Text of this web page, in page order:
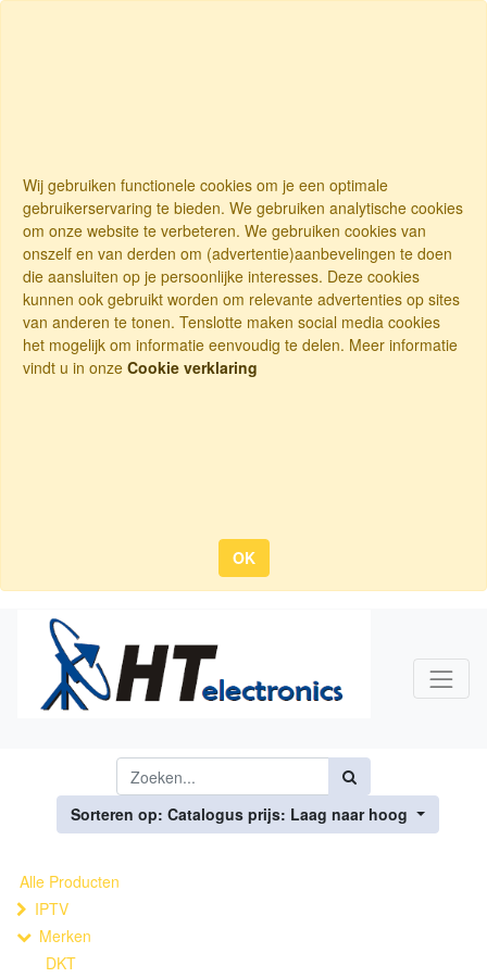
Wij gebruiken functionele cookies om je een optimale
gebruikerservaring te bieden. We gebruiken analytische cookies
om onze website te verbeteren. We gebruiken cookies van
onszelf en van derden om (advertentie)aanbevelingen te doen
die aansluiten op je persoonlijke interesses. Deze cookies
kunnen ook gebruikt worden om relevante advertenties op sites
van anderen te tonen. Tenslotte maken social media cookies
het mogelijk om informatie eenvoudig te delen. Meer informatie
vindt u in onze Cookie verklaring
OK
Sorteren op: Catalogus prijs: Laag naar hoog
Alle Producten
IPTV
Merken
DKT